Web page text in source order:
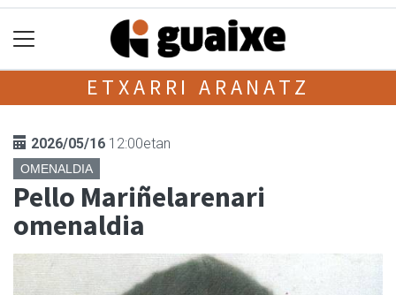
ETXARRI ARANATZ
2026/05/16 12:00etan
OMENALDIA
Pello Mariñelarenari
omenaldia